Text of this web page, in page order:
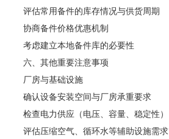
评估常用备件的库存情况与供货周期
协商备件价格优惠机制
考虑建立本地备件库的必要性
六、其他重要注意事项
厂房与基础设施
确认设备安装空间与厂房承重要求
检查电力供应（电压、容量、稳定性）
评估压缩空气、循环水等辅助设施需求